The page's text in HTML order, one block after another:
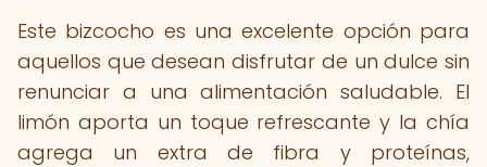
Este bizcocho es una excelente opción para
aquellos que desean disfrutar de un dulce sin
renunciar a una alimentación saludable. El
limón aporta un toque refrescante y la chía
agrega un extra de fibra y proteínas,